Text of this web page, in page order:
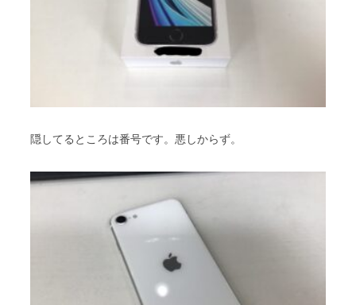
隠してるところは番号です。悪しからず。